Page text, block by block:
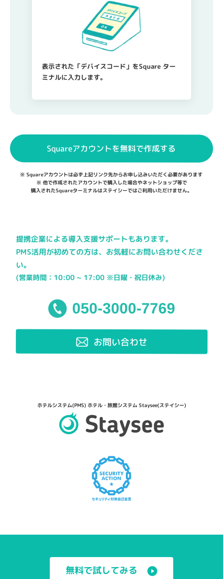
表示された「デバイスコード」をSquare ター
ミナルに入力します。
Squareアカウントを無料で作成する
※ Squareアカウントは必ず上記リンク先からお申し込みいただく必要があります
※ 他で作成されたアカウントで購入した場合やネットショップ等で
購入されたSquareターミナルはステイシーではご利用いただけません。
提携企業による導入支援サポートもあります。
PMS活用が初めての方は、お気軽にお問い合わせくださ
い。
(営業時間：10:00 ~ 17:00 ※日曜・祝日休み)
050-3000-7769
お問い合わせ
ホテルシステム(PMS) ホテル・旅館システム Staysee(ステイシー)
無料で試してみる